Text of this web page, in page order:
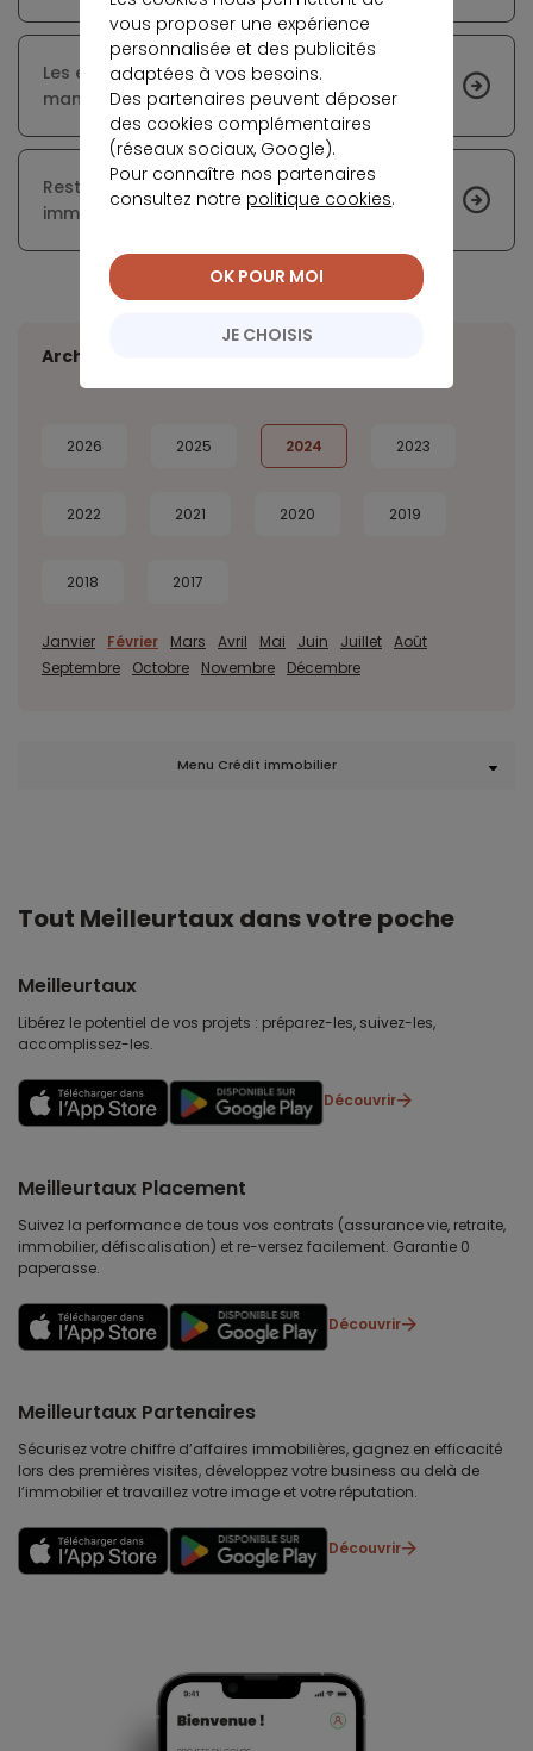
Les enchères dégressives : une nouvelle
manière de vendre dans l’immobilier
Restrictions et ajustements des travaux
immobiliers à Paris pendant les JO
Archives
2026 2025 2024 2023
2022 2021 2020 2019
2018 2017
Janvier Février Mars Avril Mai Juin Juillet Août
Septembre
Octobre Novembre Décembre
Menu Crédit immobilier
Tout Meilleurtaux dans votre poche
Meilleurtaux
Libérez le potentiel de vos projets : préparez-les, suivez-les,
accomplissez-les.
Découvrir
Meilleurtaux Placement
Suivez la performance de tous vos contrats (assurance vie, retraite,
immobilier, défiscalisation) et re-versez facilement. Garantie 0
paperasse.
Découvrir
Meilleurtaux Partenaires
Sécurisez votre chiffre d’affaires immobilières, gagnez en efficacité
lors des premières visites, développez votre business au delà de
l’immobilier et travaillez votre image et votre réputation.
Découvrir
vous proposer une expérience
personnalisée et des publicités
adaptées à vos besoins.
Des partenaires peuvent déposer
des cookies complémentaires
(réseaux sociaux, Google).
Pour connaître nos partenaires
consultez notre politique cookies.
JE CHOISIS
OK POUR MOI